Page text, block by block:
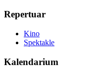
Repertuar
Kino
Spektakle
Kalendarium